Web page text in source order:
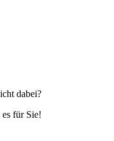
dabei?
für Sie!